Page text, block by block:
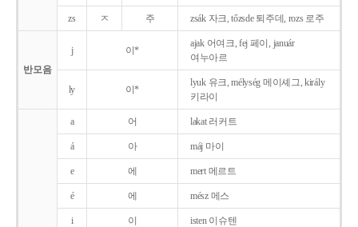
zs ㅈ 주 zsák 자크, tőzsde 퇴주데, rozs 로주
반모음
j 이*
ajak 어여크, fej 페이, január
여누아르
ly 이*
lyuk 유크, mélység 메이셰그, király
키라이
a 어 lakat 러커트
á 아 máj 마이
e 에 mert 메르트
é 에 mész 메스
i 이 isten 이슈텐